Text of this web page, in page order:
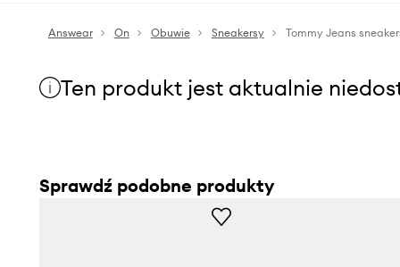
Answear On Obuwie Sneakersy Tommy Jeans
Ten produkt jest aktualnie
Sprawdź podobne produkty